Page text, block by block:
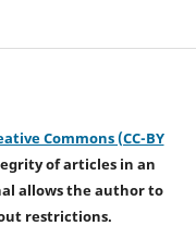
Commons (CC-BY
of articles in an
allows the author to
restrictions.